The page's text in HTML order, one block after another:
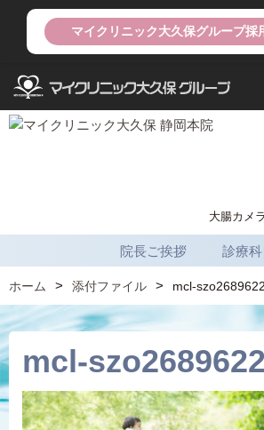
マイクリニック大久保グループ採
大腸カメ
院長ご挨拶 診療科
ホーム 添付ファイル mcl-
mcl-